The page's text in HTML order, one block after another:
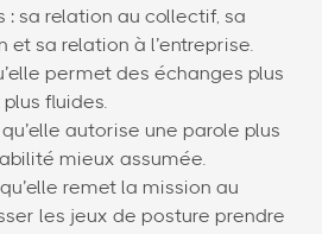
: sa relation au collectif, sa
et sa relation à l’entreprise.
permet des échanges plus
fluides.
autorise une parole plus
mieux assumée.
remet la mission au
les jeux de posture prendre